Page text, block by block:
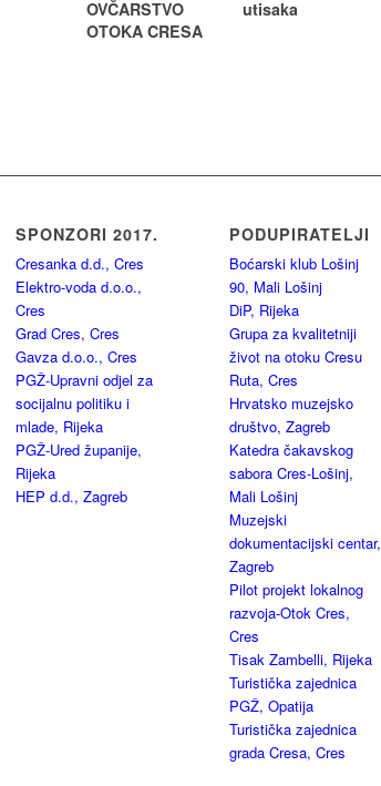
OVČARSTVO
OTOKA CRESA
utisaka
SPONZORI 2017.
Cresanka d.d., Cres
Elektro-voda d.o.o.,
Cres
Grad Cres, Cres
Gavza d.o.o., Cres
PGŽ-Upravni odjel za
socijalnu politiku i
mlade, Rijeka
PGŽ-Ured županije,
Rijeka
HEP d.d., Zagreb
PODUPIRATELJI
Boćarski klub Lošinj
90, Mali Lošinj
DiP, Rijeka
Grupa za kvalitetniji
život na otoku Cresu
Ruta, Cres
Hrvatsko muzejsko
društvo, Zagreb
Katedra čakavskog
sabora Cres-Lošinj,
Mali Lošinj
Muzejski
dokumentacijski centar,
Zagreb
Pilot projekt lokalnog
razvoja-Otok Cres,
Cres
Tisak Zambelli, Rijeka
Turistička zajednica
PGŽ, Opatija
Turistička zajednica
grada Cresa, Cres